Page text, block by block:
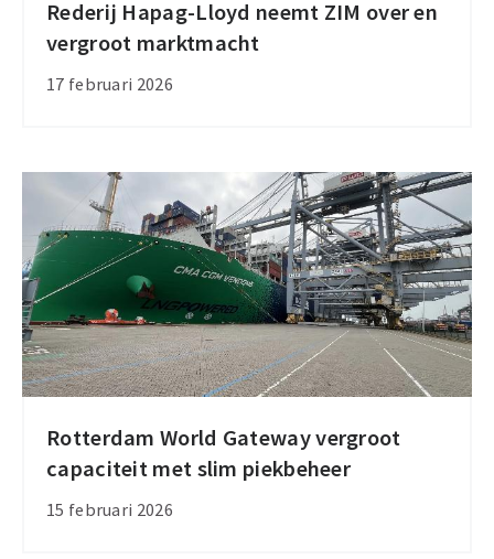
Rederij Hapag-Lloyd neemt ZIM over en
vergroot marktmacht
17 februari 2026
Rederij
Hapag-
Lloyd
over
vergroot
marktmacht
Rotterdam World Gateway vergroot
capaciteit met slim piekbeheer
15 februari 2026
Rotterdam
World
Gateway